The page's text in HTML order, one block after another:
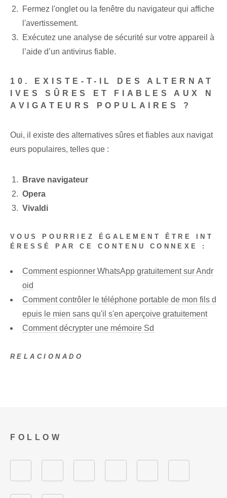
Fermez l'onglet ou la fenêtre du navigateur qui affiche
l'avertissement.
Exécutez une analyse de sécurité sur votre appareil à
l’aide d’un antivirus fiable.
10. EXISTE-T-IL DES ALTERNAT
IVES SÛRES ET FIABLES AUX N
AVIGATEURS POPULAIRES ?
Oui, il existe des alternatives sûres et fiables aux navigat
eurs populaires, telles que :
Brave navigateur
Opera
Vivaldi
VOUS POURRIEZ ÉGALEMENT ÊTRE INT
ÉRESSÉ PAR CE CONTENU CONNEXE :
Comment espionner WhatsApp gratuitement sur Andr
oid
Comment contrôler le téléphone portable de mon fils d
epuis le mien sans qu'il s'en aperçoive gratuitement
Comment décrypter une mémoire Sd
RELACIONADO
FOLLOW